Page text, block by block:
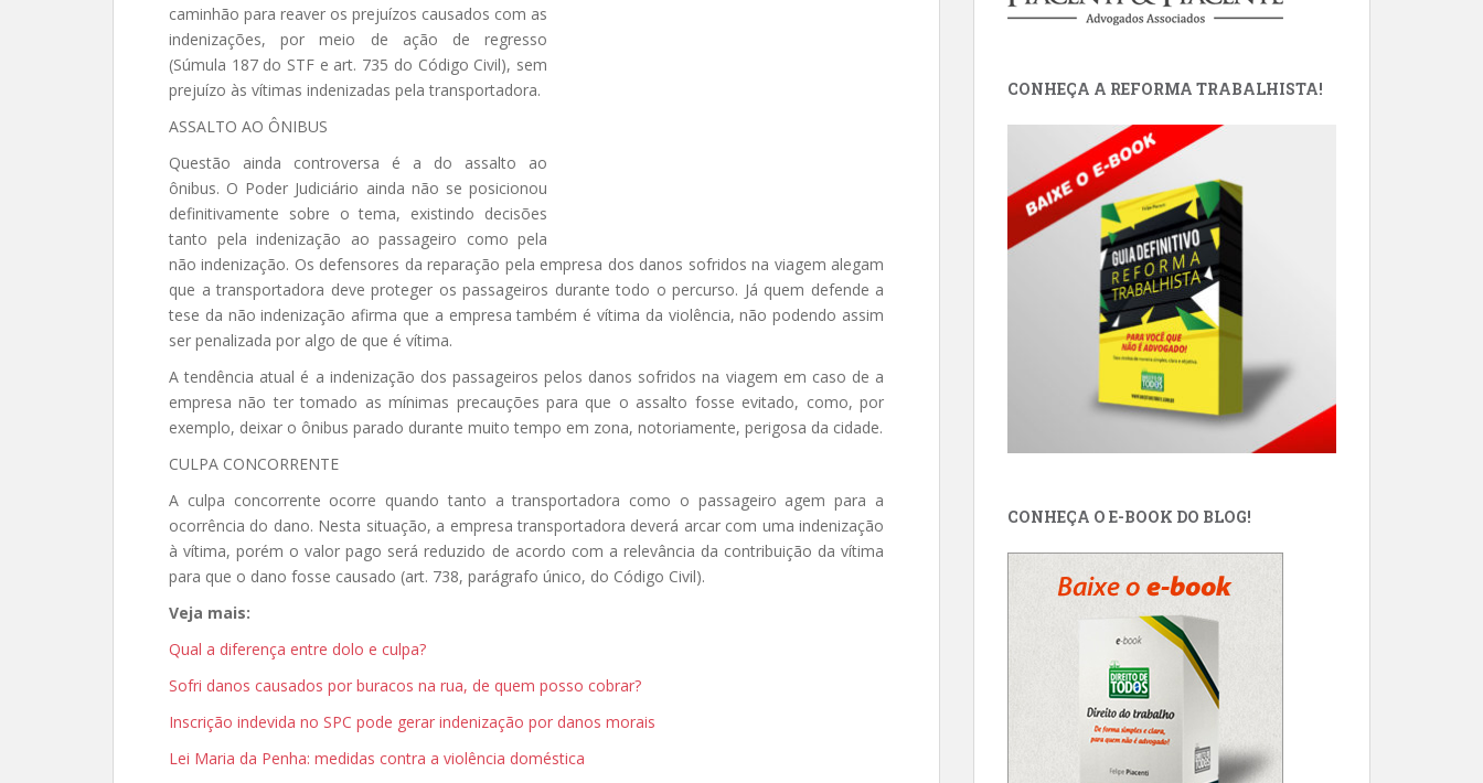
caminhão para reaver os prejuízos causados com as
indenizações, por meio de ação de regresso
(Súmula 187 do STF e art. 735 do Código Civil), sem
prejuízo às vítimas indenizadas pela transportadora.
ASSALTO AO ÔNIBUS
Questão ainda controversa é a do assalto ao
ônibus. O Poder Judiciário ainda não se posicionou
definitivamente sobre o tema, existindo decisões
tanto pela indenização ao passageiro como pela
não indenização. Os defensores da reparação pela empresa dos danos sofridos na viagem alegam
que a transportadora deve proteger os passageiros durante todo o percurso. Já quem defende a
tese da não indenização afirma que a empresa também é vítima da violência, não podendo assim
ser penalizada por algo de que é vítima.
A tendência atual é a indenização dos passageiros pelos danos sofridos na viagem em caso de a
empresa não ter tomado as mínimas precauções para que o assalto fosse evitado, como, por
exemplo, deixar o ônibus parado durante muito tempo em zona, notoriamente, perigosa da cidade.
CULPA CONCORRENTE
A culpa concorrente ocorre quando tanto a transportadora como o passageiro agem para a
ocorrência do dano. Nesta situação, a empresa transportadora deverá arcar com uma indenização
à vítima, porém o valor pago será reduzido de acordo com a relevância da contribuição da vítima
para que o dano fosse causado (art. 738, parágrafo único, do Código Civil).
Veja mais:
Qual a diferença entre dolo e culpa?
Sofri danos causados por buracos na rua, de quem posso cobrar?
Inscrição indevida no SPC pode gerar indenização por danos morais
Lei Maria da Penha: medidas contra a violência doméstica
CONHEÇA A REFORMA TRABALHISTA!
CONHEÇA O E-BOOK DO BLOG!